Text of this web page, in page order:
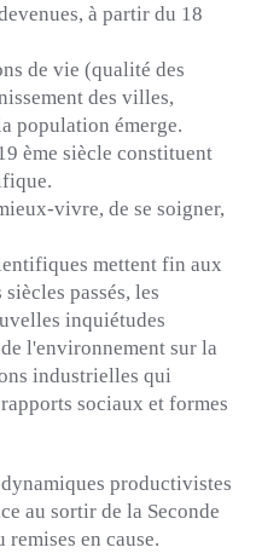
à partir du 18
de vie (qualité des
des villes,
population émerge.
ème siècle constituent
vivre, de se soigner,
mettent fin aux
passés, les
inquiétudes
l'environnement sur la
industrielles qui
sociaux et formes
productivistes
au sortir de la Seconde
en cause.